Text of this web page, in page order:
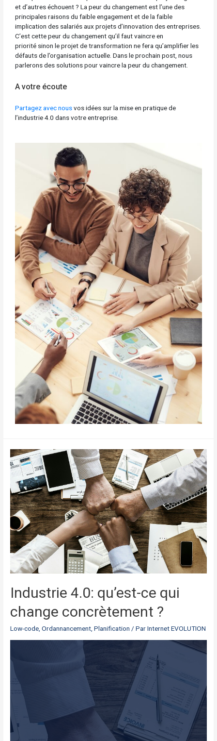
et d’autres échouent ? La peur du changement est l’une des
principales raisons du faible engagement et de la faible
implication des salariés aux projets d’innovation des entreprises.
C’est cette peur du changement qu’il faut vaincre en
priorité sinon le projet de transformation ne fera qu’amplifier les
défauts de l’organisation actuelle. Dans le prochain post, nous
parlerons des solutions pour vaincre la peur du changement.
A votre écoute
Partagez avec nousvos idées sur la mise en pratique de
l’industrie 4.0 dans votre entreprise.
Industrie 4.0: qu’est-ce qui
change concrètement ?
Low-code ,Ordannancement ,Planification / ParInternet EVOLUTION